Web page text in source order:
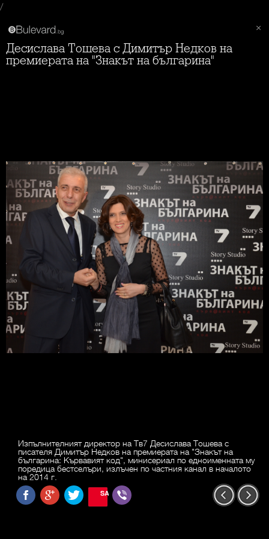
/
Десислава Тошева с Димитър Недков на
премиерата на "Знакът на българина"
Изпълнителният директор на Тв7 Десислава Тошева с
писателя Димитър Недков на премиерата на "Знакът на
българина: Кървавият код", минисериал по едноименната му
поредица бестселъри, излъчен по частния канал в началото
на 2014 г.
SAVE